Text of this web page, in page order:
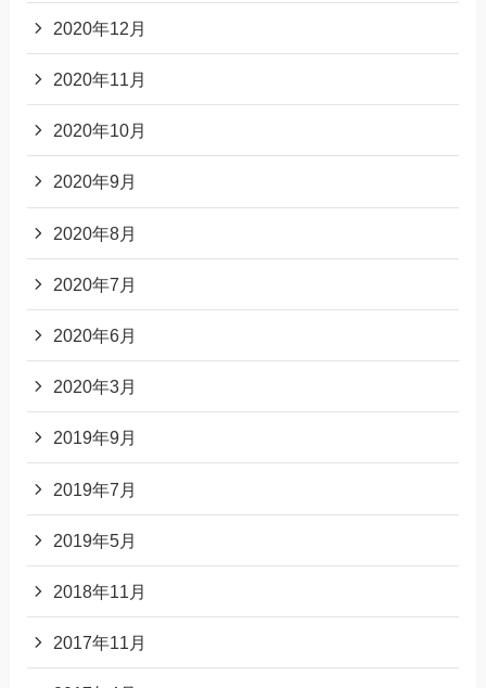
2020年12月
2020年11月
2020年10月
2020年9月
2020年8月
2020年7月
2020年6月
2020年3月
2019年9月
2019年7月
2019年5月
2018年11月
2017年11月